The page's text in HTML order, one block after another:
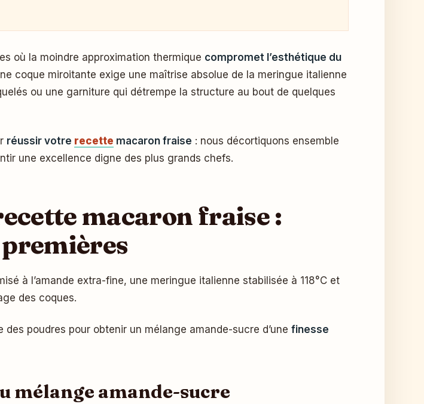
où la moindre approximation thermique compromet l’esthétique du
coque miroitante exige une maîtrise absolue de la meringue italienne
ou une garniture qui détrempe la structure au bout de quelques
réussir votre recette macaron fraise : nous décortiquons ensemble
une excellence digne des plus grands chefs.
macaron fraise :
premières
à l’amande extra-fine, une meringue italienne stabilisée à 118°C et
des coques.
poudres pour obtenir un mélange amande-sucre d’une finesse
mélange amande-sucre